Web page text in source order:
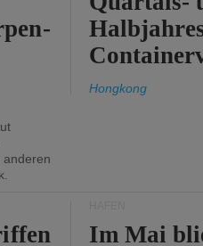
anderen
Hongkong
Im Mai